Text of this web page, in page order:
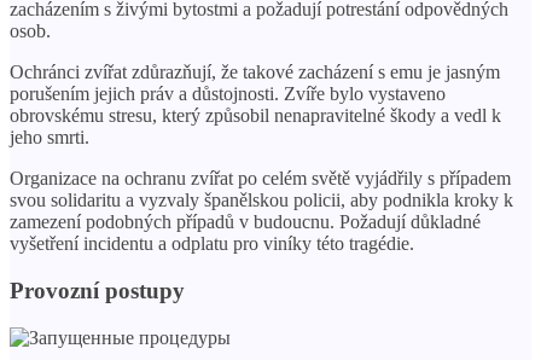
zacházením s živými bytostmi a požadují potrestání odpovědných
osob.
Ochránci zvířat zdůrazňují, že takové zacházení s emu je jasným
porušením jejich práv a důstojnosti. Zvíře bylo vystaveno
obrovskému stresu, který způsobil nenapravitelné škody a vedl k
jeho smrti.
Organizace na ochranu zvířat po celém světě vyjádřily s případem
svou solidaritu a vyzvaly španělskou policii, aby podnikla kroky k
zamezení podobných případů v budoucnu. Požadují důkladné
vyšetření incidentu a odplatu pro viníky této tragédie.
Provozní postupy